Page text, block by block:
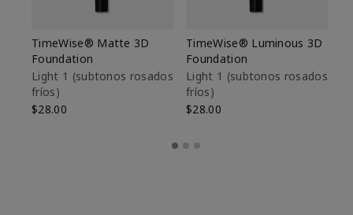
TimeWise® Matte 3D
Foundation
Light 1​ (subtonos rosados
fríos)
$28.00
TimeWise® Luminous 3D
Foundation
Light 1​ (subtonos rosados
fríos)
$28.00